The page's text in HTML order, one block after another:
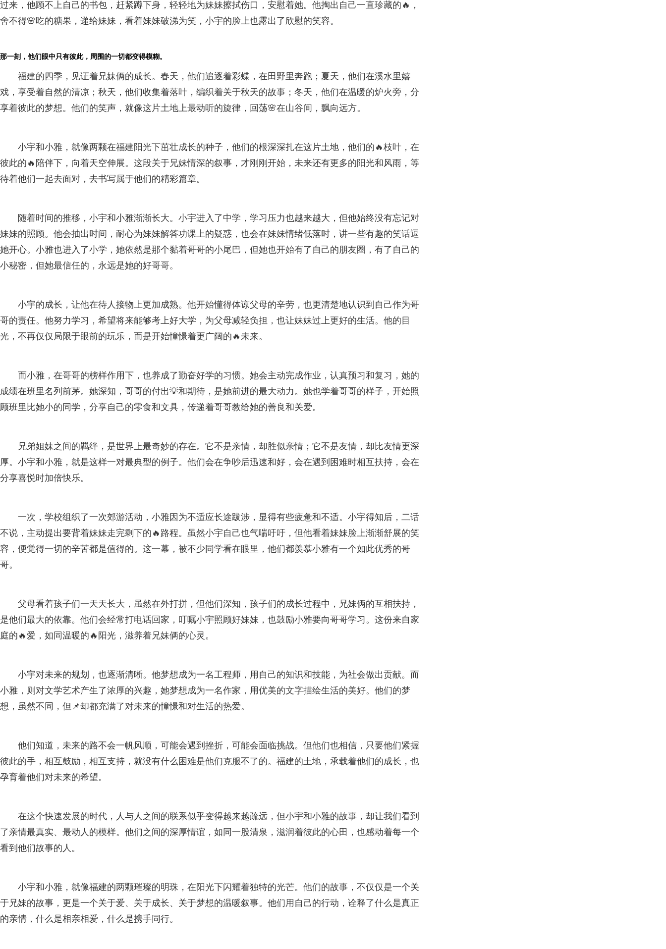
过来，他顾不上自己的书包，赶紧蹲下身，轻轻地为妹妹擦拭伤口，安慰着她。他掏出自己一直珍藏的🔥，
舍不得🌸吃的糖果，递给妹妹，看着妹妹破涕为笑，小宇的脸上也露出了欣慰的笑容。
那一刻，他们眼中只有彼此，周围的一切都变得模糊。
福建的四季，见证着兄妹俩的成长。春天，他们追逐着彩蝶，在田野里奔跑；夏天，他们在溪水里嬉
戏，享受着自然的清凉；秋天，他们收集着落叶，编织着关于秋天的故事；冬天，他们在温暖的炉火旁，分
享着彼此的梦想。他们的笑声，就像这片土地上最动听的旋律，回荡🌸在山谷间，飘向远方。
小宇和小雅，就像两颗在福建阳光下茁壮成长的种子，他们的根深深扎在这片土地，他们的🔥枝叶，在
彼此的🔥陪伴下，向着天空伸展。这段关于兄妹情深的叙事，才刚刚开始，未来还有更多的阳光和风雨，等
待着他们一起去面对，去书写属于他们的精彩篇章。
随着时间的推移，小宇和小雅渐渐长大。小宇进入了中学，学习压力也越来越大，但他始终没有忘记对
妹妹的照顾。他会抽出时间，耐心为妹妹解答功课上的疑惑，也会在妹妹情绪低落时，讲一些有趣的笑话逗
她开心。小雅也进入了小学，她依然是那个黏着哥哥的小尾巴，但她也开始有了自己的朋友圈，有了自己的
小秘密，但她最信任的，永远是她的好哥哥。
小宇的成长，让他在待人接物上更加成熟。他开始懂得体谅父母的辛劳，也更清楚地认识到自己作为哥
哥的责任。他努力学习，希望将来能够考上好大学，为父母减轻负担，也让妹妹过上更好的生活。他的目
光，不再仅仅局限于眼前的玩乐，而是开始憧憬着更广阔的🔥未来。
而小雅，在哥哥的榜样作用下，也养成了勤奋好学的习惯。她会主动完成作业，认真预习和复习，她的
成绩在班里名列前茅。她深知，哥哥的付出💡和期待，是她前进的最大动力。她也学着哥哥的样子，开始照
顾班里比她小的同学，分享自己的零食和文具，传递着哥哥教给她的善良和关爱。
兄弟姐妹之间的羁绊，是世界上最奇妙的存在。它不是亲情，却胜似亲情；它不是友情，却比友情更深
厚。小宇和小雅，就是这样一对最典型的例子。他们会在争吵后迅速和好，会在遇到困难时相互扶持，会在
分享喜悦时加倍快乐。
一次，学校组织了一次郊游活动，小雅因为不适应长途跋涉，显得有些疲惫和不适。小宇得知后，二话
不说，主动提出要背着妹妹走完剩下的🔥路程。虽然小宇自己也气喘吁吁，但他看着妹妹脸上渐渐舒展的笑
容，便觉得一切的辛苦都是值得的。这一幕，被不少同学看在眼里，他们都羡慕小雅有一个如此优秀的哥
哥。
父母看着孩子们一天天长大，虽然在外打拼，但他们深知，孩子们的成长过程中，兄妹俩的互相扶持，
是他们最大的依靠。他们会经常打电话回家，叮嘱小宇照顾好妹妹，也鼓励小雅要向哥哥学习。这份来自家
庭的🔥爱，如同温暖的🔥阳光，滋养着兄妹俩的心灵。
小宇对未来的规划，也逐渐清晰。他梦想成为一名工程师，用自己的知识和技能，为社会做出贡献。而
小雅，则对文学艺术产生了浓厚的兴趣，她梦想成为一名作家，用优美的文字描绘生活的美好。他们的梦
想，虽然不同，但📌却都充满了对未来的憧憬和对生活的热爱。
他们知道，未来的路不会一帆风顺，可能会遇到挫折，可能会面临挑战。但他们也相信，只要他们紧握
彼此的手，相互鼓励，相互支持，就没有什么困难是他们克服不了的。福建的土地，承载着他们的成长，也
孕育着他们对未来的希望。
在这个快速发展的时代，人与人之间的联系似乎变得越来越疏远，但小宇和小雅的故事，却让我们看到
了亲情最真实、最动人的模样。他们之间的深厚情谊，如同一股清泉，滋润着彼此的心田，也感动着每一个
看到他们故事的人。
小宇和小雅，就像福建的两颗璀璨的明珠，在阳光下闪耀着独特的光芒。他们的故事，不仅仅是一个关
于兄妹的故事，更是一个关于爱、关于成长、关于梦想的温暖叙事。他们用自己的行动，诠释了什么是真正
的亲情，什么是相亲相爱，什么是携手同行。